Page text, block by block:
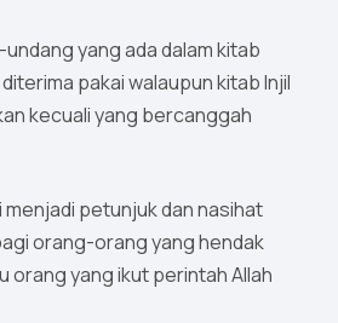
undang yang ada dalam kitab
pakai walaupun kitab Injil
kecuali yang bercanggah
petunjuk dan nasihat
orang-orang yang hendak
orang yang ikut perintah Allah